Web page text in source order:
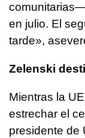
en julio. El
tarde»,
Zelenski
Mientras la
estrechar el
presidente de